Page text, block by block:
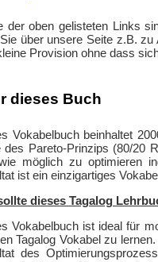
der oben gelisteten Links
über unsere Seite z.B.
Provision ohne dass
dieses Buch
Vokabelbuch beinhaltet
des Pareto-Prinzips (80/20
möglich zu optimieren
ist ein einzigartiges
dieses Tagalog
Vokabelbuch ist ideal für
Tagalog Vokabel zu
des